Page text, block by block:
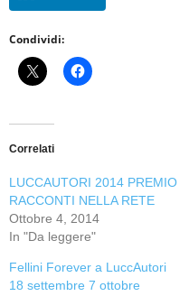
Condividi:
Correlati
LUCCAUTORI 2014 PREMIO
RACCONTI NELLA RETE
Ottobre 4, 2014
In "Da leggere"
Fellini Forever a LuccAutori
18 settembre 7 ottobre